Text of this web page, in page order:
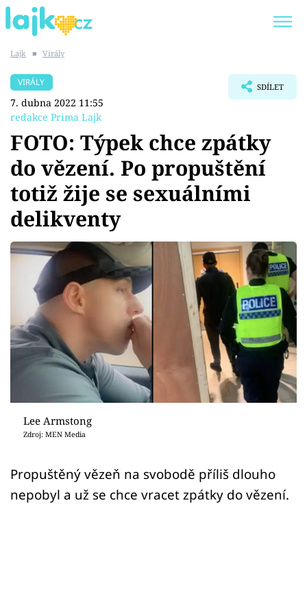
SHOPAHOLICADEL
Témata
Showbyznys
Youtubeři
Virály
Sex a vztahy
Videa
Sledujte prima+
Přihlášení
Sledujte nás
Lajk ■ Virály
VIRÁLY
7. dubna 2022 11:55
redakce Prima Lajk
SDÍLET
FOTO: Týpek chce zpátky
do vězení. Po propuštění
totiž žije se sexuálními
delikventy
Lee Armstong
Zdroj: MEN Media
Propuštěný vězeň na svobodě příliš dlouho
nepobyl a už se chce vracet zpátky do vězení.